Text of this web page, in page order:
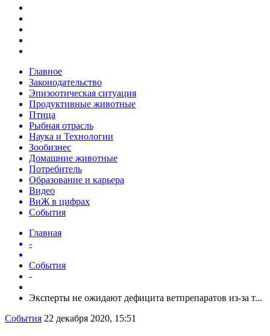
Главное
Законодательство
Эпизоотическая ситуация
Продуктивные животные
Птица
Рыбная отрасль
Наука и Технологии
Зообизнес
Домашние животные
Потребитель
Образование и карьера
Видео
ВиЖ в цифрах
События
Главная
-
События
-
Эксперты не ожидают дефицита ветпрепаратов из-за т...
События 22 декабря 2020, 15:51